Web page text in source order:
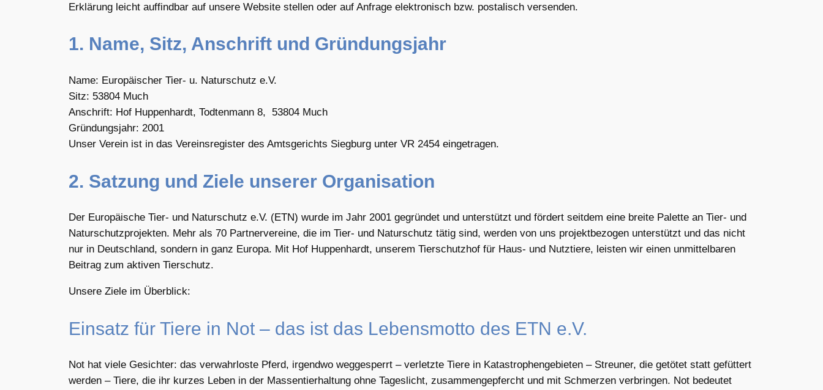
Erklärung leicht auffindbar auf unsere Website stellen oder auf Anfrage elektronisch bzw. postalisch versenden.
1. Name, Sitz, Anschrift und Gründungsjahr
Name: Europäischer Tier- u. Naturschutz e.V.
Sitz: 53804 Much
Anschrift: Hof Huppenhardt, Todtenmann 8, 53804 Much
Gründungsjahr: 2001
Unser Verein ist in das Vereinsregister des Amtsgerichts Siegburg unter VR 2454 eingetragen.
2. Satzung und Ziele unserer Organisation
Der Europäische Tier- und Naturschutz e.V. (ETN) wurde im Jahr 2001 gegründet und unterstützt und fördert seitdem eine breite Palette an Tier- und
Naturschutzprojekten. Mehr als 70 Partnervereine, die im Tier- und Naturschutz tätig sind, werden von uns projektbezogen unterstützt und das nicht
nur in Deutschland, sondern in ganz Europa. Mit Hof Huppenhardt, unserem Tierschutzhof für Haus- und Nutztiere, leisten wir einen unmittelbaren
Beitrag zum aktiven Tierschutz.
Unsere Ziele im Überblick:
Einsatz für Tiere in Not – das ist das Lebensmotto des ETN e.V.
Not hat viele Gesichter: das verwahrloste Pferd, irgendwo weggesperrt – verletzte Tiere in Katastrophengebieten – Streuner, die getötet statt gefüttert
werden – Tiere, die ihr kurzes Leben in der Massentierhaltung ohne Tageslicht, zusammengepfercht und mit Schmerzen verbringen. Not bedeutet